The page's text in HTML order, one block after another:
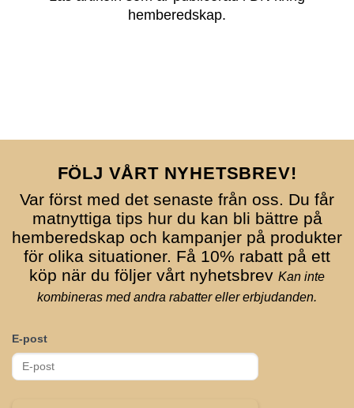
hemberedskap.
FÖLJ VÅRT NYHETSBREV!
Var först med det senaste från oss. Du får
matnyttiga tips hur du kan bli bättre på
hemberedskap och kampanjer på produkter
för olika situationer. Få 10% rabatt på ett
köp när du följer vårt nyhetsbrev Kan inte
kombineras med andra rabatter eller erbjudanden.
E-post